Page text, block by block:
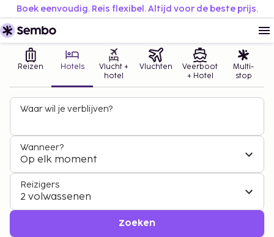
Boek eenvoudig. Reis flexibel. Altijd voor de beste prijs.
Reizen Hotels
Vlucht +
hotel
Vluchten
Veerboot
+ Hotel
Multi-
stop
Waar wil je verblijven?
Wanneer?
Op elk moment
Reizigers
2 volwassenen
Zoeken